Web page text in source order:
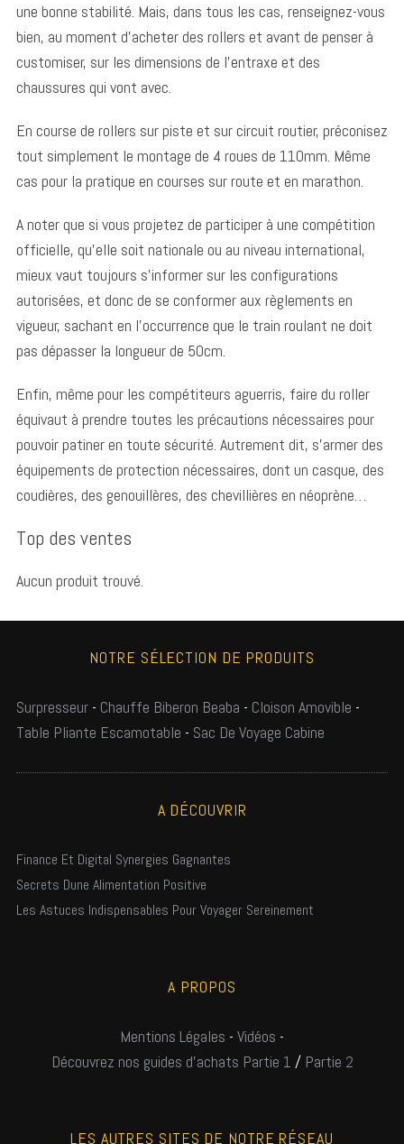
une bonne stabilité. Mais, dans tous les cas, renseignez-vous
bien, au moment d’acheter des rollers et avant de penser à
customiser, sur les dimensions de l’entraxe et des
chaussures qui vont avec.
En course de rollers sur piste et sur circuit routier, préconisez
tout simplement le montage de 4 roues de 110mm. Même
cas pour la pratique en courses sur route et en marathon.
A noter que si vous projetez de participer à une compétition
officielle, qu’elle soit nationale ou au niveau international,
mieux vaut toujours s’informer sur les configurations
autorisées, et donc de se conformer aux règlements en
vigueur, sachant en l’occurrence que le train roulant ne doit
pas dépasser la longueur de 50cm.
Enfin, même pour les compétiteurs aguerris, faire du roller
équivaut à prendre toutes les précautions nécessaires pour
pouvoir patiner en toute sécurité. Autrement dit, s’armer des
équipements de protection nécessaires, dont un casque, des
coudières, des genouillères, des chevillières en néoprène…
Top des ventes
Aucun produit trouvé.
NOTRE SÉLECTION DE PRODUITS
Surpresseur- Chauffe Biberon Beaba - Cloison Amovible -
Table Pliante Escamotable - Sac De Voyage Cabine
A DÉCOUVRIR
Finance Et Digital Synergies Gagnantes
Secrets Dune Alimentation Positive
Les Astuces Indispensables Pour Voyager Sereinement
A PROPOS
Mentions Légales - Vidéos -
Découvrez nos guides d'achats Partie 1 / Partie 2
LES AUTRES SITES DE NOTRE RÉSEAU